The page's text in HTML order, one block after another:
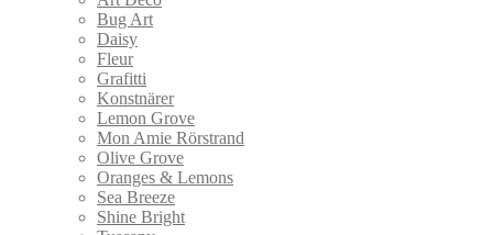
Bug Art
Daisy
Fleur
Grafitti
Konstnärer
Lemon Grove
Mon Amie Rörstrand
Olive Grove
Oranges & Lemons
Sea Breeze
Shine Bright